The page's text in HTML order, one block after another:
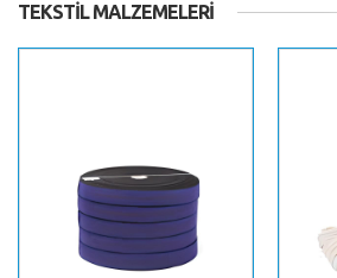
TEKSTIL MALZEMELERI